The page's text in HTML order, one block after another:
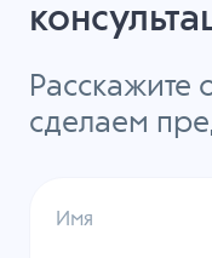
Расскажите
сделаем
Имя